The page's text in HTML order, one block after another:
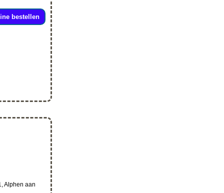
bestellen
Alphen aan